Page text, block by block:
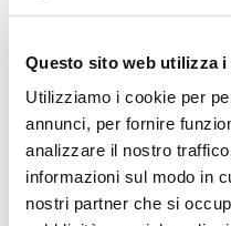
Questo sito web utilizza i
Utilizziamo i cookie per
annunci, per fornire
analizzare il nostro
informazioni sul modo in
nostri partner che si
F. Aguggini -
secondo la quale i
in modo da risultare il
processo, dai dati alle
È necessario essere in
per le loro valutazioni e
ottenerle.Data la loro
intelligenza artificiale,